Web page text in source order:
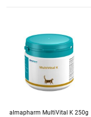
almapharm MultiVital K 250g